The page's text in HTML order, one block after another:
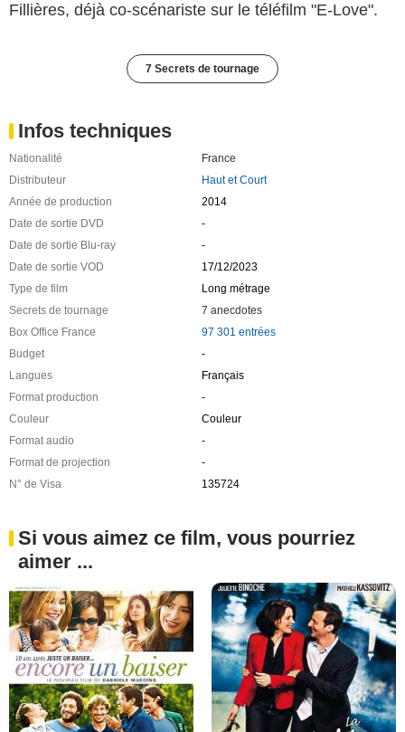
Fillières, déjà co-scénariste sur le téléfilm "E-Love".
7 Secrets de tournage
Infos techniques
Nationalité
France
Distributeur
Haut et Court
Année de production
2014
Date de sortie DVD
-
Date de sortie Blu-ray
-
Date de sortie VOD
17/12/2023
Type de film
Long métrage
Secrets de tournage
7 anecdotes
Box Office France
97 301 entrées
Budget
-
Langues
Français
Format production
-
Couleur
Couleur
Format audio
-
Format de projection
-
N° de Visa
135724
Si vous aimez ce film, vous pourriez
aimer ...